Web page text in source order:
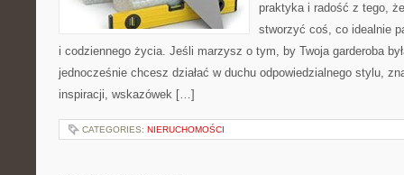
praktyka i radość z tego,
stworzyć coś, co idealnie
i codziennego życia. Jeśli marzysz o tym, by Twoja garderoba
jednocześnie chcesz działać w duchu odpowiedzialnego stylu,
inspiracji, wskazówek […]
CATEGORIES: NIERUCHOMOŚCI